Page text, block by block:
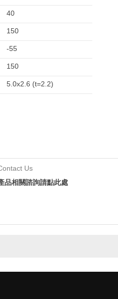
40
150
-55
150
5.0x2.6 (t=2.2)
Us
品相關諮詢請點此處